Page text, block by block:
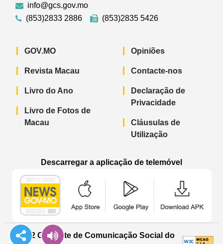
info@gcs.gov.mo
(853)2833 2886
(853)2835 5426
GOV.MO
Revista Macau
Livro do Ano
Livro de Fotos de
Macau
Opiniões
Contacte-nos
Declaração de
Privacidade
Cláusulas de
Utilização
Descarregar a aplicação de telemóvel
© 2022 Gabinete de Comunicação Social do